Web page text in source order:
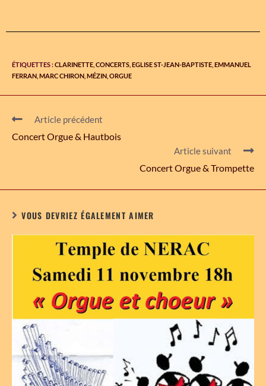
ÉTIQUETTES :CLARINETTE CONCERTS EGLISE ST-JEAN-BAPTISTE EMMANUEL
FERRAN MARC CHIRON MÉZIN ORGUE
Article précédent
Concert Orgue & Hautbois
Article suivant
Concert Orgue & Trompette
VOUS DEVRIEZ ÉGALEMENT AIMER